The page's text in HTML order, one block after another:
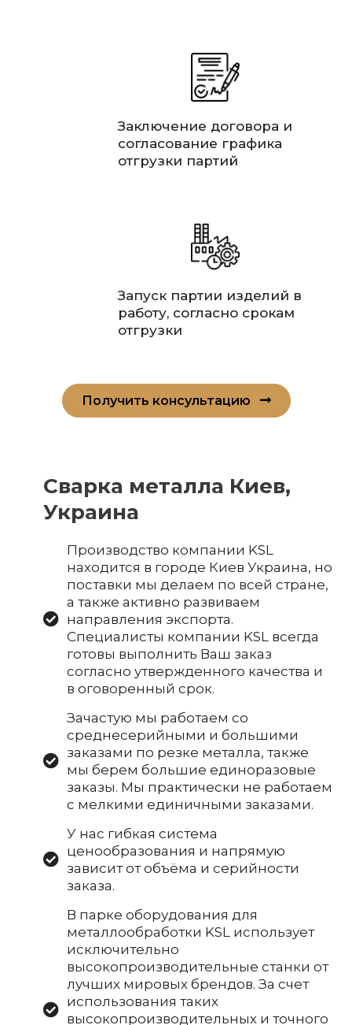
Заключение договора и
согласование графика
отгрузки партий
Запуск партии изделий в
работу, согласно срокам
отгрузки
Получить консультацию
Сварка металла Киев,
Украина
Производство компании KSL
находится в городе Киев Украина, но
поставки мы делаем по всей стране,
а также активно развиваем
направления экспорта.
Специалисты компании KSL всегда
готовы выполнить Ваш заказ
согласно утвержденного качества и
в оговоренный срок.
Зачастую мы работаем со
среднесерийными и большими
заказами по резке металла, также
мы берем большие единоразовые
заказы. Мы практически не работаем
с мелкими единичными заказами.
У нас гибкая система
ценообразования и напрямую
зависит от объёма и серийности
заказа.
В парке оборудования для
металлообработки KSL использует
исключительно
высокопроизводительные станки от
лучших мировых брендов. За счет
использования таких
высокопроизводительных и точного